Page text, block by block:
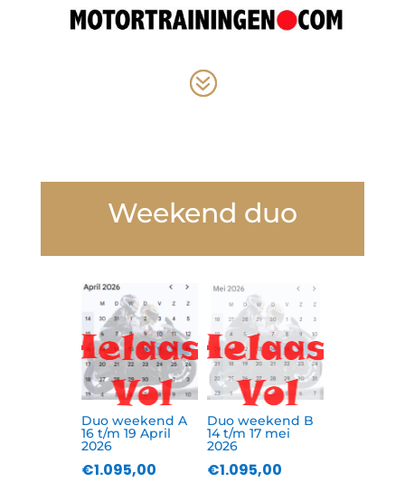
Weekend duo
Duo weekend A
16 t/m 19 April
2026
€1.095,00
Duo weekend B
14 t/m 17 mei
2026
€1.095,00